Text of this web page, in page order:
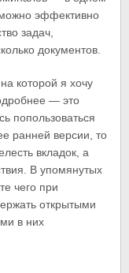
но эффективно
задач,
документов.
которой я хочу
— это
попользоваться
ранней версии, то
вкладок, а
В упомянутых
чего при
открытыми
в них